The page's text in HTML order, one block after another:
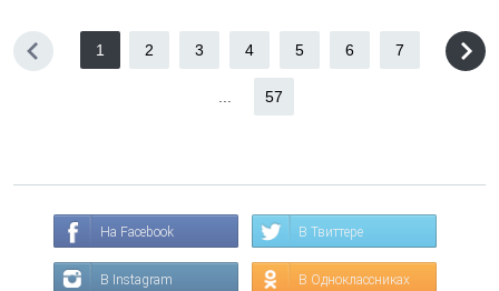
1 2 3 4 5 6 7
57
На Facebook В Твиттере
В Instagram В Одноклассниках